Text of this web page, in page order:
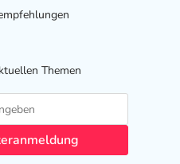
Themen